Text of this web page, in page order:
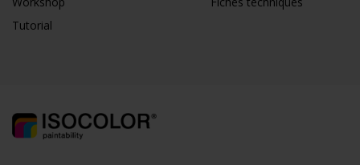
Tutorial